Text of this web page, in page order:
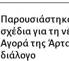
σχέδια για τη
Αγορά της
διάλογο